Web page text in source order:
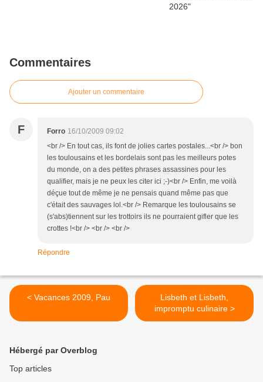
Commentaires
Ajouter un commentaire
F Forro 16/10/2009 09:02
<br /> En tout cas, ils font de jolies cartes postales...<br /> bon
les toulousains et les bordelais sont pas les meilleurs potes
du monde, on a des petites phrases assassines pour les
qualifier, mais je ne peux les citer ici ;-)<br /> Enfin, me voilà
déçue tout de même je ne pensais quand même pas que
c'était des sauvages lol.<br /> Remarque les toulousains se
(s'abs)tiennent sur les trottoirs ils ne pourraient gifler que les
crottes !<br /> <br /> <br />
Répondre
< Vacances 2009, Pau
Lisbeth et Lisbeth,
impromptu culinaire >
Hébergé par Overblog
Top articles